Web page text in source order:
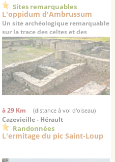
Sites remarquables
L'oppidum d'Ambrussum
Un site archéologique remarquable
sur la trace des celtes et des
romains
à 29 Km (distance à vol d'oiseau)
Cazevieille - Hérault
Randonnées
L'ermitage du pic Saint-Loup